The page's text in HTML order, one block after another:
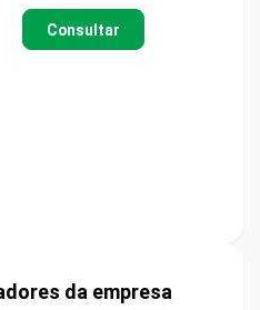
Consultar
da empresa